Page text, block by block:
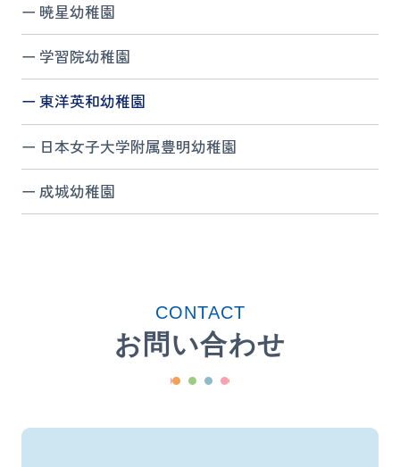
暁星幼稚園
学習院幼稚園
東洋英和幼稚園
日本女子大学附属豊明幼稚園
成城幼稚園
CONTACT
お問い合わせ